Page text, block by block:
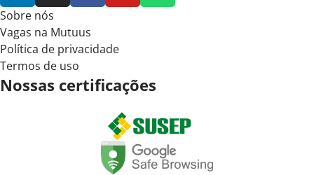
Sobre nós
Vagas na Mutuus
Política de privacidade
Termos de uso
Nossas certificações